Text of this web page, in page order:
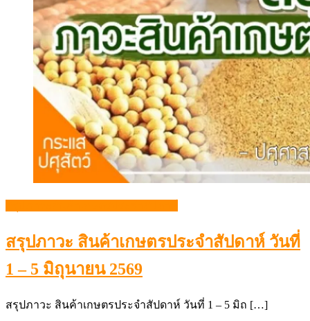
สรุปภาวะสินค้าเกษตรประจำสัปดาห์
สรุปภาวะ สินค้าเกษตรประจำสัปดาห์ วันที่
1 – 5 มิถุนายน 2569
สรุปภาวะ สินค้าเกษตรประจำสัปดาห์ วันที่ 1 – 5 มิถ […]
Posted
on
07/06/2026Author
admin Comment(0)